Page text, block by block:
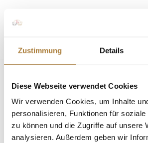
Zustimmung Details
Diese Webseite verwendet Cookies
Wir verwenden Cookies, um Inhalte
personalisieren, Funktionen für soziale
zu können und die Zugriffe auf unsere
analysieren. Außerdem geben wir
Seite wählen
Halla-Wanderpreis beim CHIO
vonInsa Strothmann |10. Juli 2024|